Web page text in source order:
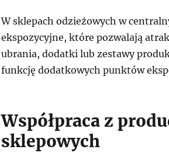
W sklepach odzieżowych w
ekspozycyjne, które pozwalają
ubrania, dodatki lub zestawy
funkcję dodatkowych punktów
Współpraca z
sklepowych